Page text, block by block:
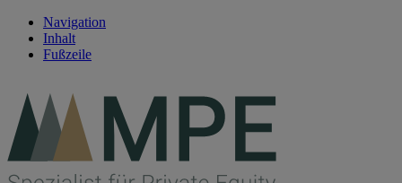
Navigation
Inhalt
Fußzeile